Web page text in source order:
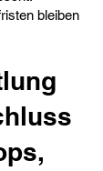
bleiben